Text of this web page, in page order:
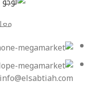
info@elsabtiah.com